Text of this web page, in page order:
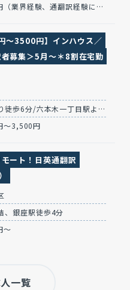
時給5,000円（業界経験、通翻訳経験により決定）
～3500円】インハウス／
募集＞5月～＊8割在宅勤
神谷町駅より徒歩6分/六本木一丁目駅より徒歩1分(麻布台officeまたは六本木office)
～3,500円
ート！日英通翻訳
、銀座駅徒歩4分
～
一覧